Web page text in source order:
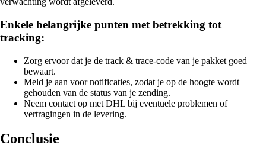
Enkele belangrijke punten met betrekking tot
tracking:
Zorg ervoor dat je de track & trace-code van je pakket goed
bewaart.
Meld je aan voor notificaties, zodat je op de hoogte wordt
gehouden van de status van je zending.
Neem contact op met DHL bij eventuele problemen of
vertragingen in de levering.
Conclusie